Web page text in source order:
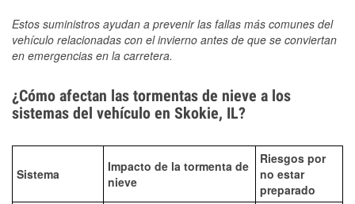
Estos suministros ayudan a prevenir las fallas más comunes del
vehículo relacionadas con el invierno antes de que se conviertan
en emergencias en la carretera.
¿Cómo afectan las tormentas de nieve a los
sistemas del vehículo en Skokie, IL?
Sistema
Impacto de la tormenta de
nieve
Riesgos por
no estar
preparado